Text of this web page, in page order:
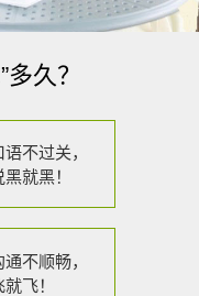
久？
不过关，
就黑！
不顺畅，
飞！